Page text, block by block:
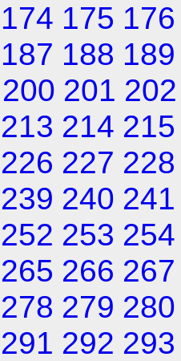
174 175 176
187 188 189
200 201 202
213 214 215
226 227 228
239 240 241
252 253 254
265 266 267
278 279 280
291 292 293